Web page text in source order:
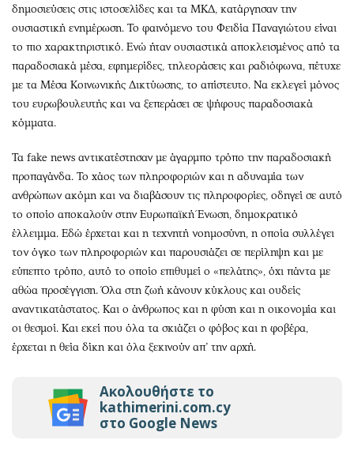
δημοσιεύσεις στις ιστοσελίδες και τα ΜΚΔ, κατάργησαν την
ουσιαστική ενημέρωση. Το φαινόμενο του Φειδία Παναγιώτου είναι
το πιο χαρακτηριστικό. Ενώ ήταν ουσιαστικά αποκλεισμένος από τα
παραδοσιακά μέσα, εφημερίδες, τηλεοράσεις και ραδιόφωνα, πέτυχε
με τα Μέσα Κοινωνικής Δικτύωσης, το απίστευτο. Να εκλεγεί μόνος
του ευρωβουλευτής και να ξεπεράσει σε ψήφους παραδοσιακά
κόμματα.
Τα fake news αντικατέστησαν με άγαρμπο τρόπο την παραδοσιακή
προπαγάνδα. Το χάος των πληροφοριών και η αδυναμία των
ανθρώπων ακόμη και να διαβάσουν τις πληροφορίες, οδηγεί σε αυτό
το οποίο αποκαλούν στην Ευρωπαϊκή Ένωση, δημοκρατικό
έλλειμμα. Εδώ έρχεται και η τεχνητή νοημοσύνη, η οποία συλλέγει
τον όγκο των πληροφοριών και παρουσιάζει σε περίληψη και με
εύπεπτο τρόπο, αυτό το οποίο επιθυμεί ο «πελάτης», όχι πάντα με
αθώα προσέγγιση. Όλα στη ζωή κάνουν κύκλους και ουδείς
αναντικατάστατος. Και ο άνθρωπος και η φύση και η οικονομία και
οι θεσμοί. Και εκεί που όλα τα σκιάζει ο φόβος και η φοβέρα,
έρχεται η θεία δίκη και όλα ξεκινούν απ’ την αρχή.
Ακολουθήστε το
kathimerini.com.cy
στο Google News